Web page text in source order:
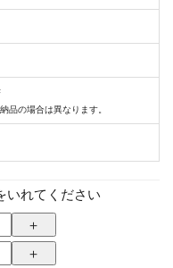
品の場合は異なります。
いれてください